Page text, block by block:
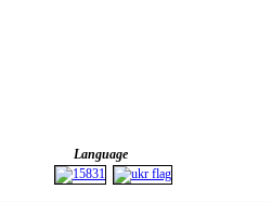
Language